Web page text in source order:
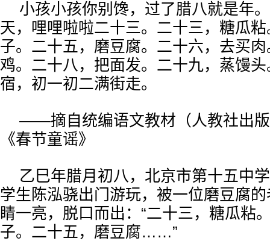
小孩小孩你别馋，过了腊八就是年
天，哩哩啦啦二十三。二十三，糖瓜
子。二十五，磨豆腐。二十六，去买
鸡。二十八，把面发。二十九，蒸馒
宿，初一初二满街走。
——摘自统编语文教材（人教社出
《春节童谣》
乙巳年腊月初八，北京市第十五中
学生陈泓骁出门游玩，被一位磨豆腐
睛一亮，脱口而出：“二十三，糖瓜粘
子。二十五，磨豆腐……”